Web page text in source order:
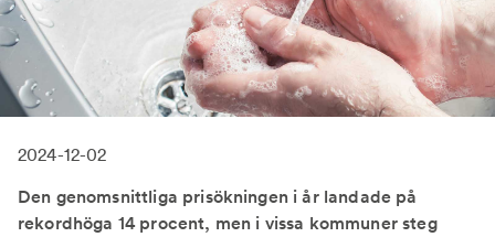
2024-12-02
Den genomsnittliga prisökningen i år landade på
rekordhöga 14 procent, men i vissa kommuner steg